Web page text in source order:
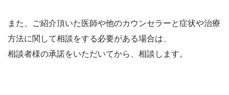
また、ご紹介頂いた医師や他のカウンセラーと症状や治療
方法に関して相談をする必要がある場合は、
相談者様の承諾をいただいてから、相談します。